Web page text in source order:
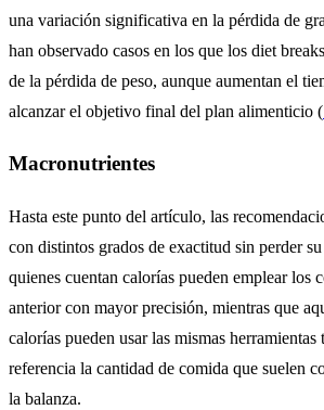
una variación significativa en la pérdida de
han observado casos en los que los diet
de la pérdida de peso, aunque aumentan el
alcanzar el objetivo final del plan alimenticio (
Macronutrientes
Hasta este punto del artículo, las
con distintos grados de exactitud sin perder
quienes cuentan calorías pueden emplear los
anterior con mayor precisión, mientras que
calorías pueden usar las mismas
referencia la cantidad de comida que suelen
la balanza.